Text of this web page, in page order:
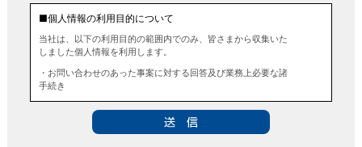
■個人情報の利用目的について
当社は、以下の利用目的の範囲内でのみ、皆さまから収集いた
しました個人情報を利用します。
・お問い合わせのあった事案に対する回答及び業務上必要な諸
手続き
■個人情報の第三者提供について